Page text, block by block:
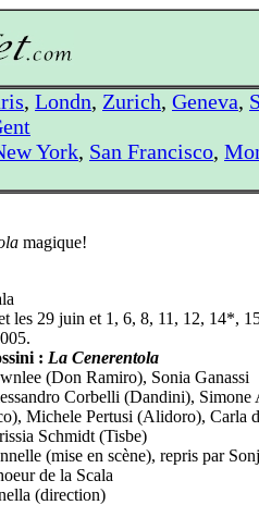
, Londn, Zurich, Geneva,
York, San Francisco,
magique!
les 29 juin et 1, 6, 8, 11, 12, 14*,
: La Cenerentola
(Don Ramiro), Sonia Ganassi
Corbelli (Dandini), Simone
Michele Pertusi (Alidoro), Carla
Schmidt (Tisbe)
(mise en scène), repris par
de la Scala
(direction)